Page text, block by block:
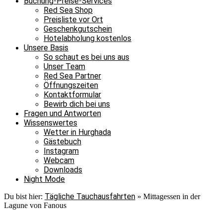
Red Sea Shop
Preisliste vor Ort
Geschenkgutschein
Hotelabholung kostenlos
Unsere Basis
So schaut es bei uns aus
Unser Team
Red Sea Partner
Öffnungszeiten
Kontaktformular
Bewirb dich bei uns
Fragen und Antworten
Wissenswertes
Wetter in Hurghada
Gästebuch
Instagram
Webcam
Downloads
Night Mode
Du bist hier: Tägliche Tauchausfahrten » Mittagessen in der
Lagune von Fanous